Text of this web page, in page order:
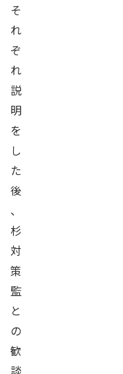
そ
れ
ぞ
れ
説
明
を
し
た
後
、
杉
対
策
監
と
の
歓
談